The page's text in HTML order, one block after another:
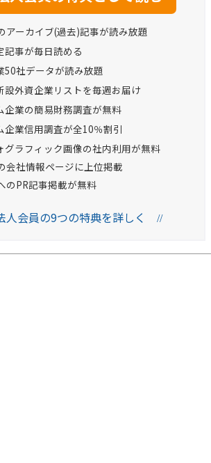
アーカイブ(過去)記事が読み放題
記事が毎日読める
50社データが読み放題
設外資企業リストを毎週お届け
企業の簡易財務調査が無料
企業信用調査が全10％割引
グラフィック画像の社内利用が無料
会社情報ページに上位掲載
のPR記事掲載が無料
会員の9つの特典を詳しく //